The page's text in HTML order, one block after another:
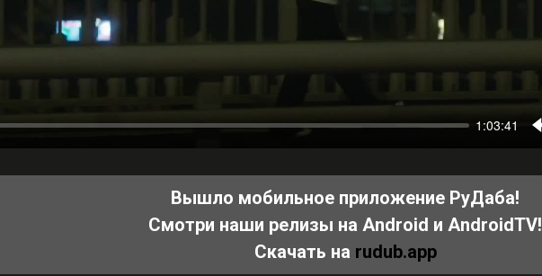
Вышло мобильное приложение РуДаба!
Смотри наши релизы на Android и AndroidTV!
Скачать на rudub.app